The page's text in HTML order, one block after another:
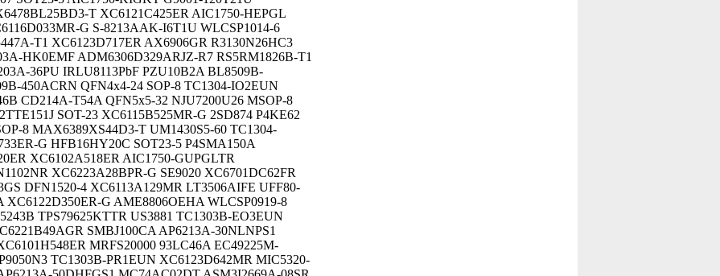
T XC6121C425ER AIC1750-HEPGL
G S-8213AAK-I6T1U WLCSP1014-6
T1 XC6123D717ER AX6906GR R3130N26HC3
HK0EMF ADM6306D329ARJZ-R7 RS5RM1826B-T1
36PU IRLU8113PbF PZU10B2A BL8509B-
450ACRN QFN4x4-24 SOP-8 TC1304-IO2EUN
CD214A-T54A QFN5x5-32 NJU7200U26 MSOP-8
SOT-23 XC6115B525MR-G 2SD874 P4KE62
8 MAX6389XS44D3-T UM1430S5-60 TC1304-
G HFB16HY20C SOT23-5 P4SMA150A
XC6102A518ER AIC1750-GUPGLTR
XC6223A28BPR-G SE9020 XC6701DC62FR
DFN1520-4 XC6113A129MR LT3506AIFE UFF80-
XC6122D350ER-G AME8806OEHA WLCSP0919-8
TPS79625KTTR US3881 TC1303B-EO3EUN
SMBJ100CA AP6213A-30NLNPS1
MRFS20000 93LC46A EC49225M-
TC1303B-PR1EUN XC6123D642MR MIC5320-